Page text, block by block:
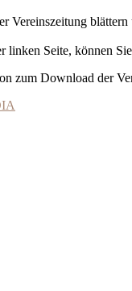
Vereinszeitung blättern
linken Seite, können
zum Download der